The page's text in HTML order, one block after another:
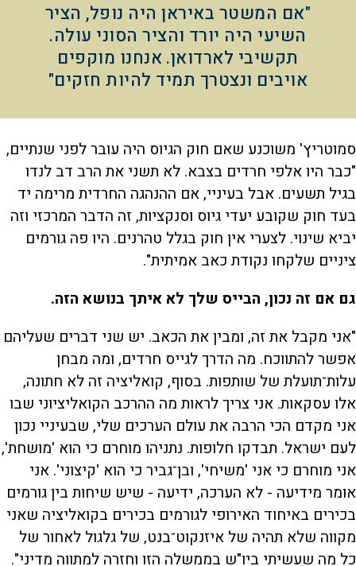
"אם המשטר באיראן היה נופל, הציר
השיעי היה יורד והציר הסוני עולה.
תקשיבי לארדואן. אנחנו מוקפים
אויבים ונצטרך תמיד להיות חזקים"
סמוטריץ' משוכנע שאם חוק הגיוס היה עובר לפני שנתיים,
"כבר היו אלפי חרדים בצבא. לא תשני את הרב דב לנדו
בגיל תשעים. אבל בעיניי, אם ההנהגה החרדית מרימה יד
בעד חוק שקובע יעדי גיוס וסנקציות, זה הדבר המרכזי וזה
יביא שינוי. לצערי אין חוק בגלל טהרנים. היו פה גורמים
ציניים שלקחו נקודת כאב אמיתית".
גם אם זה נכון, הבייס שלך לא איתך בנושא הזה.
"אני מקבל את זה, ומבין את הכאב. יש שני דברים שעליהם
אפשר להתווכח. מה הדרך לגייס חרדים, ומה מבחן
עלות־תועלת של שותפות. בסוף, קואליציה זה לא חתונה,
אלו עסקאות. אני צריך לראות מה ההרכב הקואליציוני שבו
אני מקדם הכי הרבה את עולם הערכים שלי, שבעיניי נכון
לעם ישראל. תבדקו חלופות. נתניהו מוחרם כי הוא 'מושחת',
אני מוחרם כי אני 'משיחי', ובן־גביר כי הוא 'קיצוני'. אני
אומר מידיעה - לא הערכה, ידיעה - שיש שיחות בין גורמים
בכירים באיחוד האירופי לגורמים בכירים בקואליציה שאני
מקווה שלא תהיה של איזנקוט־בנט, של גלגול לאחור של
כל מה שעשיתי ביו"ש בממשלה הזו וחזרה למתווה מדיני".